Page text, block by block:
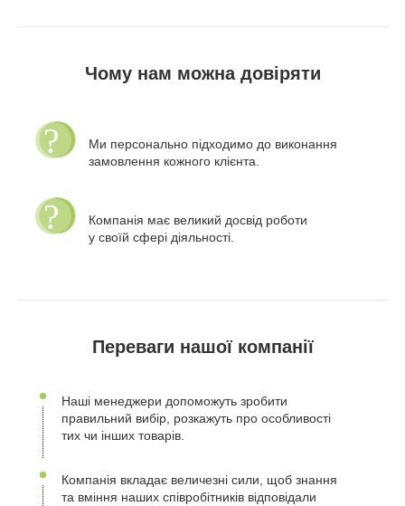
Чому нам можна довіряти
Ми персонально підходимо до виконання
замовлення кожного клієнта.
Компанія має великий досвід роботи
у своїй сфері діяльності.
Переваги нашої компанії
Наші менеджери допоможуть зробити
правильний вибір, розкажуть про особливості
тих чи інших товарів.
Компанія вкладає величезні сили, щоб знання
та вміння наших співробітників відповідали